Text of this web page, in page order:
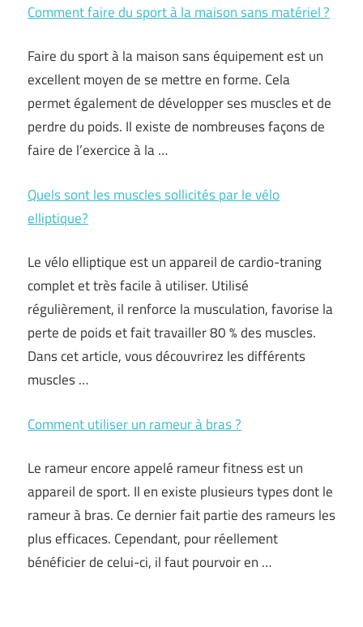
Comment faire du sport à la maison sans matériel ?
Faire du sport à la maison sans équipement est un
excellent moyen de se mettre en forme. Cela
permet également de développer ses muscles et de
perdre du poids. Il existe de nombreuses façons de
faire de l’exercice à la …
Quels sont les muscles sollicités par le vélo
elliptique?
Le vélo elliptique est un appareil de cardio-traning
complet et très facile à utiliser. Utilisé
régulièrement, il renforce la musculation, favorise la
perte de poids et fait travailler 80 % des muscles.
Dans cet article, vous découvrirez les différents
muscles …
Comment utiliser un rameur à bras ?
Le rameur encore appelé rameur fitness est un
appareil de sport. Il en existe plusieurs types dont le
rameur à bras. Ce dernier fait partie des rameurs les
plus efficaces. Cependant, pour réellement
bénéficier de celui-ci, il faut pourvoir en …